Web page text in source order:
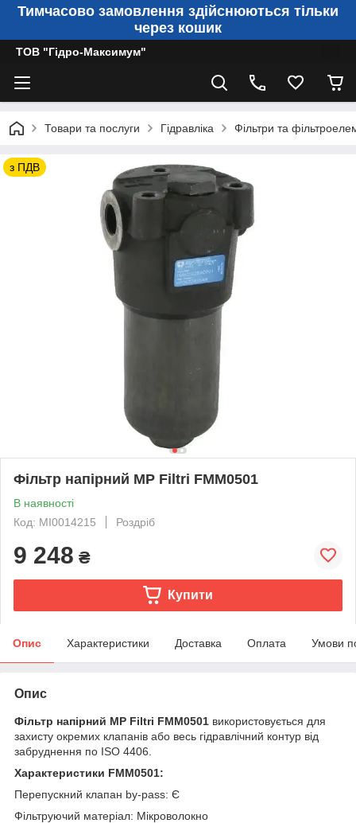
Тимчасово замовлення здійснюються тільки
через кошик
ТОВ "Гідро-Максимум"
Товари та послуги Гідравліка Фільтри та
з ПДВ
Фільтр напірний MP Filtri FMM0501
В наявності
Код: MI0014215
Роздріб
9 248 ₴
Купити
Опис Характеристики Доставка Оплата Умови
Опис
Фільтр напірний MP Filtri FMM0501 використовується для
захисту окремих клапанів або весь гідравлічний контур від
забруднення по ISO 4406.
Характеристики FMM0501:
Перепускний клапан by-pass: Є
Фільтруючий матеріал: Мікроволокно